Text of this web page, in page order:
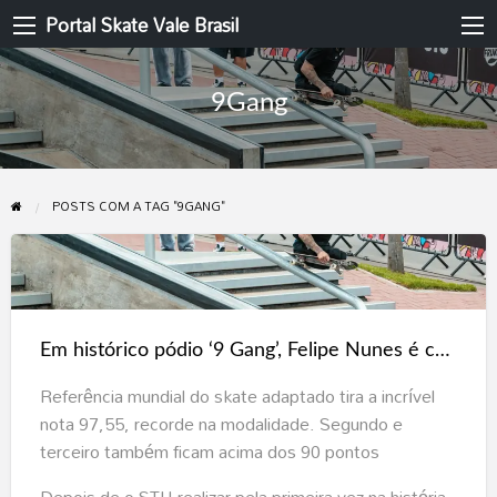
Portal Skate Vale Brasil
9Gang
POSTS COM A TAG "9GANG"
Em
histórico
pódio
Gang’,
Felipe
Nunes
Em histórico pódio ‘9 Gang’, Felipe Nunes é campeão da etapa de Porto Alegre do Circuito Transpetro STU de Paraskate
Referência mundial do skate adaptado tira a incrível
nota 97,55, recorde na modalidade. Segundo e
terceiro também ficam acima dos 90 pontos